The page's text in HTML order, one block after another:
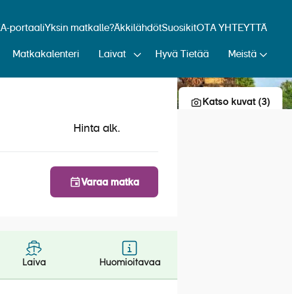
portaaliYksin matkalle?ÄkkilähdötSuosikitOTA YHTEYTTÄ
Matkakalenteri Laivat Hyvä Tietää Meistä
Katso kuvat (3)
Hinta alk.
Varaa matka
Laiva Huomioitavaa